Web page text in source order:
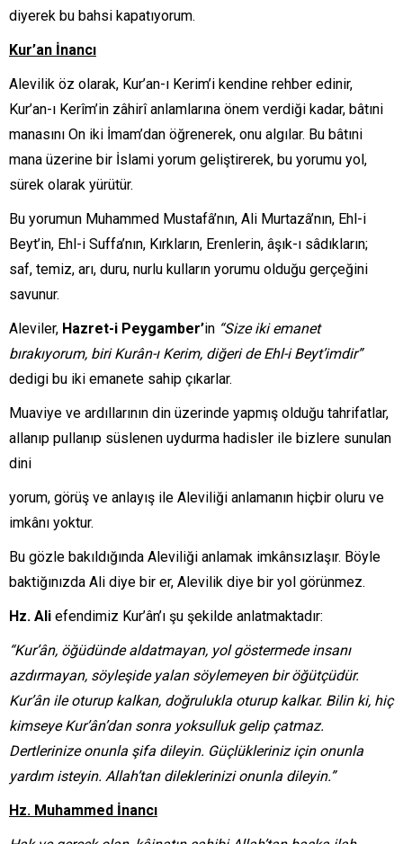
diyerek bu bahsi kapatıyorum.
Kur’an İnancı
Alevilik öz olarak, Kur’an-ı Kerim’i kendine rehber edinir,
Kur’an-ı Kerîm’in zâhirî anlamlarına önem verdiği kadar, bâtıni
manasını On iki İmam’dan öğrenerek, onu algılar. Bu bâtıni
mana üzerine bir İslami yorum geliştirerek, bu yorumu yol,
sürek olarak yürütür.
Bu yorumun Muhammed Mustafâ’nın, Ali Murtazâ’nın, Ehl-i
Beyt’in, Ehl-i Suffa’nın, Kırkların, Erenlerin, âşık-ı sâdıkların;
saf, temiz, arı, duru, nurlu kulların yorumu olduğu gerçeğini
savunur.
Aleviler, Hazret-i Peygamber’in “Size iki emanet
bırakıyorum, biri Kurân-ı Kerim, diğeri de Ehl-i Beyt’imdir”
dedigi bu iki emanete sahip çıkarlar.
Muaviye ve ardıllarının din üzerinde yapmış olduğu tahrifatlar,
allanıp pullanıp süslenen uydurma hadisler ile bizlere sunulan
dini
yorum, görüş ve anlayış ile Aleviliği anlamanın hiçbir oluru ve
imkânı yoktur.
Bu gözle bakıldığında Aleviliği anlamak imkânsızlaşır. Böyle
baktiğınızda Ali diye bir er, Alevilik diye bir yol görünmez.
Hz. Ali efendimiz Kur’ân’ı şu şekilde anlatmaktadır:
“Kur’ân, öğüdünde aldatmayan, yol göstermede insanı
azdırmayan, söyleşide yalan söylemeyen bir öğütçüdür.
Kur’ân ile oturup kalkan, doğrulukla oturup kalkar. Bilin ki, hiç
kimseye Kur’ân’dan sonra yoksulluk gelip çatmaz.
Dertlerinize onunla şifa dileyin. Güçlükleriniz için onunla
yardım isteyin. Allah’tan dileklerinizi onunla dileyin.”
Hz. Muhammed İnancı